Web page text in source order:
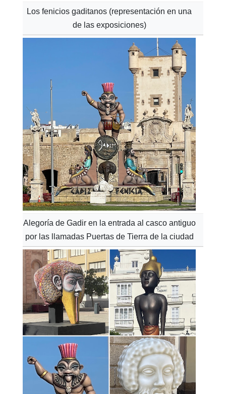
Los fenicios gaditanos (representación en una
de las exposiciones)
Alegoría de Gadir en la entrada al casco antiguo
por las llamadas Puertas de Tierra de la ciudad